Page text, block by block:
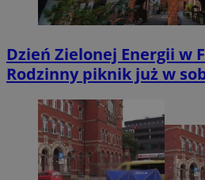
Dzień Zielonej Energii w
Rodzinny piknik już w